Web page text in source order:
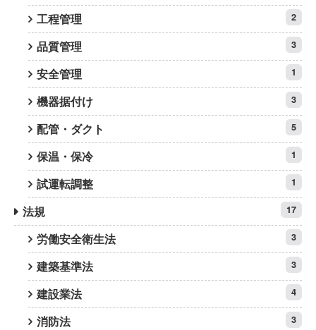
工程管理 2
品質管理 3
安全管理 1
機器据付け 3
配管・ダクト 5
保温・保冷 1
試運転調整 1
法規 17
労働安全衛生法 3
建築基準法 3
建設業法 4
消防法 3